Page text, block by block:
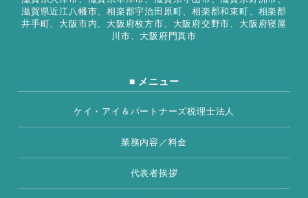
滋賀県近江八幡市、相楽郡宇治田原町、相楽郡和束町、相楽郡
井手町、大阪市内、大阪府枚方市、大阪府交野市、大阪府寝屋
川市、大阪府門真市
■ メニュー
ケイ・アイ＆パートナーズ税理士法人
業務内容／料金
代表者挨拶